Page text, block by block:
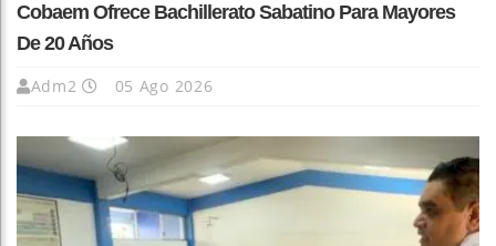
Cobaem Ofrece Bachillerato Sabatino Para Mayores
De 20 Años
Adm2 05 Ago 2026